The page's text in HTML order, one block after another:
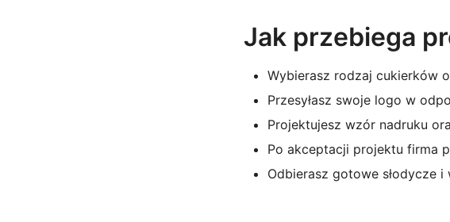
Jak przebiega
Wybierasz rodzaj cukierków
Przesyłasz swoje logo w
Projektujesz wzór nadruku
Po akceptacji projektu firma
Odbierasz gotowe słodycze